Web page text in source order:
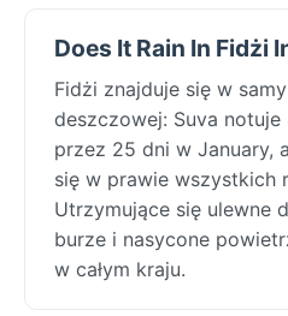
Does It Rain In Fidżi
Fidżi znajduje się w
deszczowej: Suva
przez 25 dni w January,
się w prawie wszystkich
Utrzymujące się ulewne
burze i nasycone
w całym kraju.